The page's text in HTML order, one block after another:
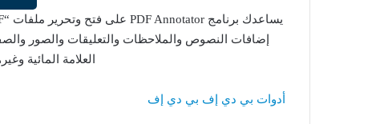
إضافات النصوص والملاحظات والتعليقات والصور
العلامة المائية
أدوات بي دي إف بي دي إف